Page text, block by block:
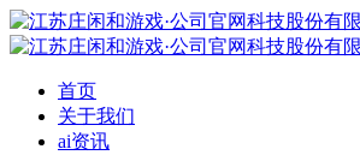
首页
关于我们
ai资讯